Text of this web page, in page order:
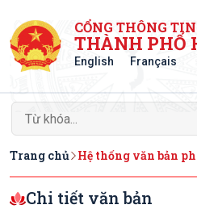
CỔNG THÔNG
THÀNH PHỐ
English Français
Trang chủ Hệ thống văn bản
Chi tiết văn bản